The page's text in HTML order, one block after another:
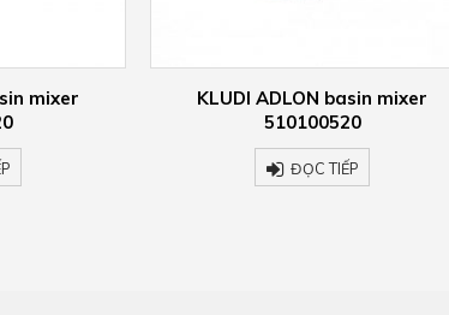
mixer
KLUDI ADLON basin mixer
510100520
ĐỌC TIẾP